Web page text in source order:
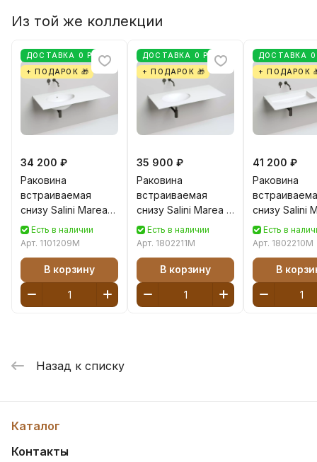
Из той же коллекции
ДОСТАВКА 0 РУБ
+ ПОДАРОК 🎁
34 200 ₽
Раковина
встраиваемая
снизу Salini Marea
12 57 см S-Stone
1101209M из
камня, белая
матовая
Есть в наличии
Арт. 1101209M
В корзину
ДОСТАВКА 0 РУБ
+ ПОДАРОК 🎁
35 900 ₽
Раковина
встраиваемая
снизу Salini Marea 11
S-Stone 55 см
1802211M из
камня, белая
матовая
Есть в наличии
Арт. 1802211M
В корзину
ДОСТАВКА 0
+ ПОДАРОК
41 200 ₽
Раковина
снизу Salini
10 S-Stone
1802210M из
камня, белая
матовая
Есть в
Арт. 1802210M
В
Назад к списку
Каталог
Контакты